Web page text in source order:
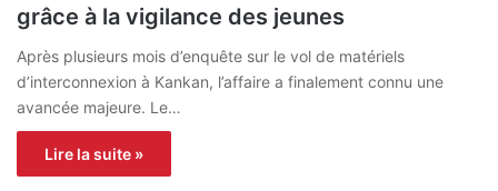
grâce à la vigilance des jeunes
Après plusieurs mois d’enquête sur le vol de matériels
d’interconnexion à Kankan, l’affaire a finalement connu une
avancée majeure. Le…
Lire la suite »